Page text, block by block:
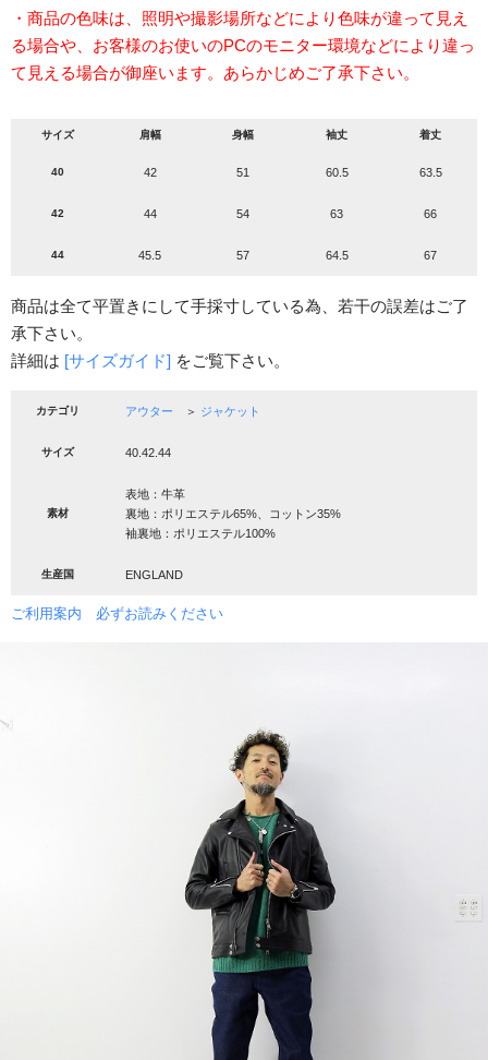
・商品の色味は、照明や撮影場所などにより色味が違って見え
る場合や、お客様のお使いのPCのモニター環境などにより違っ
て見える場合が御座います。あらかじめご了承下さい。
サイズ 肩幅 身幅 袖丈 着丈
40 42 51 60.5 63.5
42 44 54 63 66
44 45.5 57 64.5 67
商品は全て平置きにして手採寸している為、若干の誤差はご了
承下さい。
詳細は [サイズガイド] をご覧下さい。
カテゴリ アウター ＞ ジャケット
サイズ 40.42.44
素材
表地：牛革
裏地：ポリエステル65%、コットン35%
袖裏地：ポリエステル100%
生産国 ENGLAND
ご利用案内 必ずお読みください